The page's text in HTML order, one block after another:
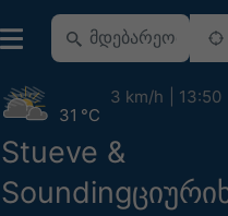
Stueve &
31 °C
3 km/h 13:50